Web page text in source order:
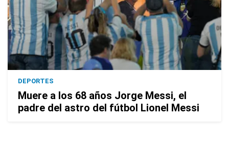
DEPORTES
Muere a los 68 años Jorge Messi, el
padre del astro del fútbol Lionel Messi